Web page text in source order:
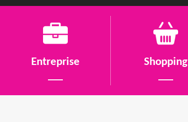
Entreprise Shopping